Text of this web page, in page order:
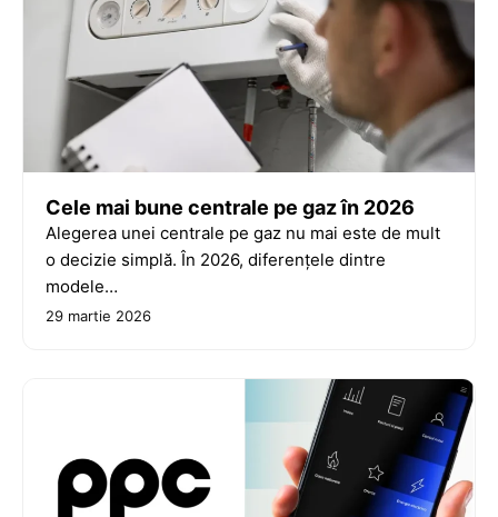
Cele mai bune centrale pe gaz în 2026
Alegerea unei centrale pe gaz nu mai este de mult
o decizie simplă. În 2026, diferențele dintre
modele…
29 martie 2026